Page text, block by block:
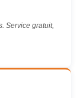
Service gratuit,